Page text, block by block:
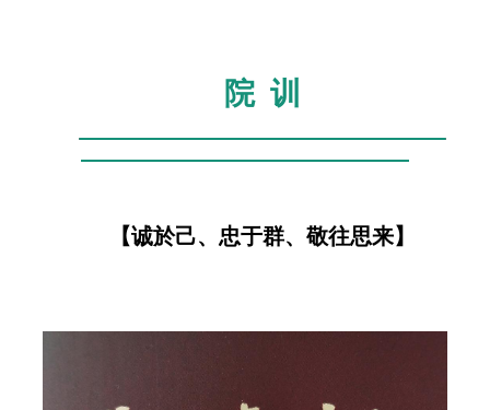
院 训
【诚於己、忠于群、敬往思来】